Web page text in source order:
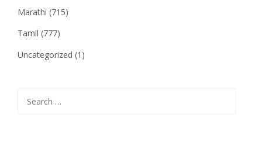
Marathi (715)
Tamil (777)
Uncategorized (1)
for: